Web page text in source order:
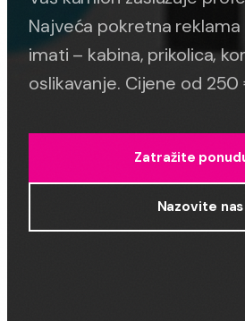
Najveća pokretna
imati – kabina, prikolica,
oslikavanje. Cijene od 250
Zatražite
Nazovite nas